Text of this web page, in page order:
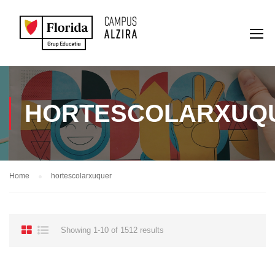
Home hortescolarxuquer
Showing 1-10 of 1512 results